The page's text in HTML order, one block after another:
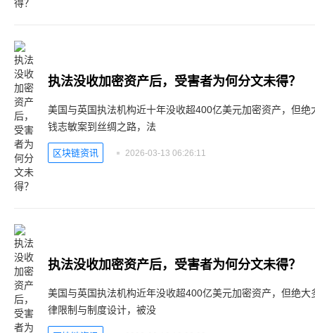
执法没收加密资产后，受害者为何分文未得？
美国与英国执法机构近十年没收超400亿美元加密资产，但
钱志敏案到丝绸之路，法
区块链资讯 2026-03-13 06:26:11
执法没收加密资产后，受害者为何分文未得？
美国与英国执法机构近年没收超400亿美元加密资产，但绝
律限制与制度设计，被没